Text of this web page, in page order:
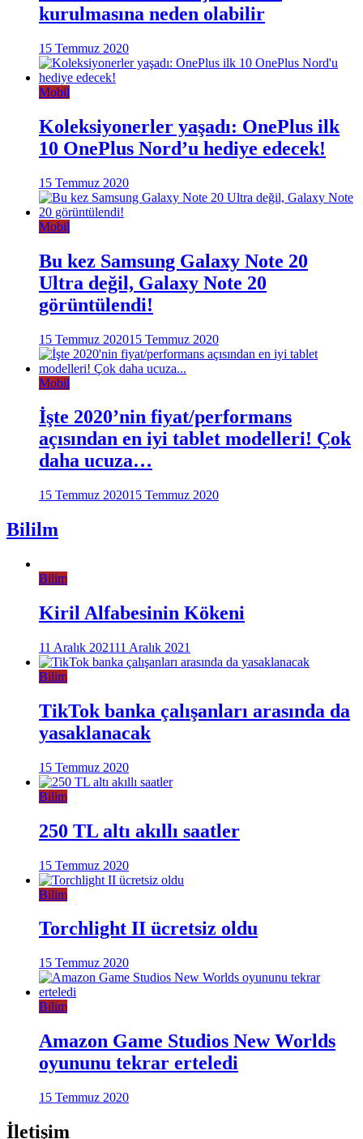
kurulmasına neden olabilir
15 Temmuz 2020
Mobil
Koleksiyonerler yaşadı: OnePlus ilk
10 OnePlus Nord’u hediye edecek!
15 Temmuz 2020
Mobil
Bu kez Samsung Galaxy Note 20
Ultra değil, Galaxy Note 20
görüntülendi!
15 Temmuz 202015 Temmuz 2020
Mobil
İşte 2020’nin fiyat/performans
açısından en iyi tablet modelleri! Çok
daha ucuza…
15 Temmuz 202015 Temmuz 2020
Bililm
Bilim
Kiril Alfabesinin Kökeni
11 Aralık 202111 Aralık 2021
Bilim
TikTok banka çalışanları arasında da
yasaklanacak
15 Temmuz 2020
Bilim
250 TL altı akıllı saatler
15 Temmuz 2020
Bilim
Torchlight II ücretsiz oldu
15 Temmuz 2020
Bilim
Amazon Game Studios New Worlds
oyununu tekrar erteledi
15 Temmuz 2020
İletişim